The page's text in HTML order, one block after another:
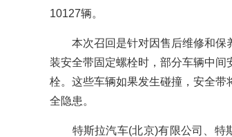
10127辆。
本次召回是针对因售后维修和保
装安全带固定螺栓时，部分车辆中
栓。这些车辆如果发生碰撞，安全
全隐患。
特斯拉汽车(北京)有限公司、特